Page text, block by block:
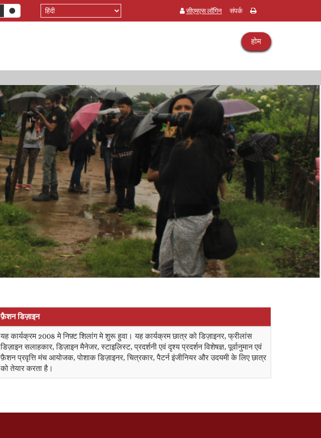
Select
your
सीएमएस लॉगिन संपर्क
होम
फ़ैशन डिज़ाइन
यह कार्यक्रम 2008 मे निफ़्ट शिलांग मे शुरू हुवा। यह कार्यक्रम छात्र को डिज़ाइनर, फ्रीलांस
डिज़ाइन सलाहकार, डिज़ाइन मैनेजर, स्टाइलिस्ट, प्रदर्शनी एवं दृश्य प्रदर्शन विशेषज्ञ, पूर्वानुमान एवं
फ़ैशन प्रवृत्ति मंच आयोजक, पोशाक डिज़ाइनर, चित्रकार, पैटर्न इंजीनियर और उदयमी के लिए छात्र
को तेयार करता है।